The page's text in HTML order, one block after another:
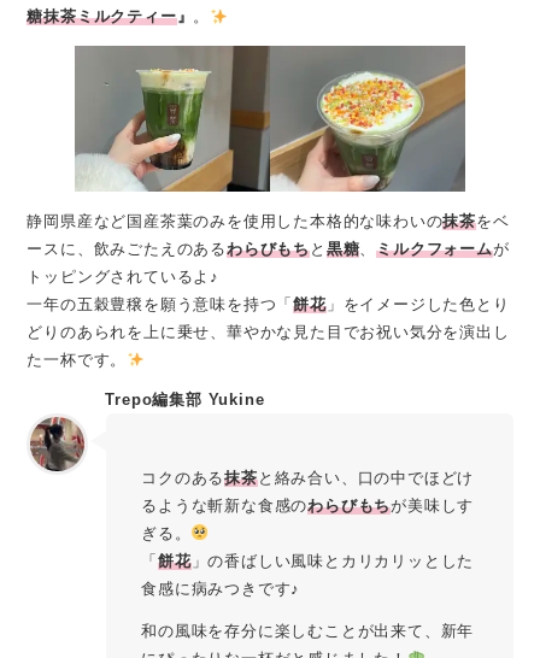
糖抹茶ミルクティー』 。
静岡県産など国産茶葉のみを使用した本格的な味わいの抹茶をベ
ースに、飲みごたえのあるわらびもちと 黒糖、ミルクフォームが
トッピングされているよ♪
一年の五穀豊穣を願う意味を持つ「餅花」をイメージした色とり
どりのあられを上に乗せ、華やかな見た目でお祝い気分を演出し
た一杯です。
Trepo編集部 Yukine
コクのある抹茶と絡み合い、口の中でほどけ
るような斬新な食感のわらびもちが美味しす
ぎる。
「餅花」の香ばしい風味とカリカリッとした
食感に病みつきです♪
和の風味を存分に楽しむことが出来て、新年